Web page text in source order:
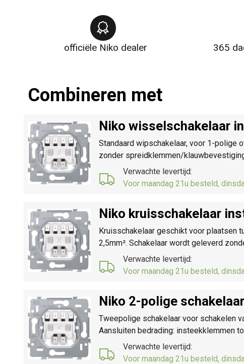
officiële Niko dealer 365
Combineren met
Niko wisselschakelaar
Standaard wipschakelaar, voor 1-polige
zonder spreidklemmen/
Verwachte levertijd:
Voor maandag 21u besteld,
Niko kruisschakelaar
Kruisschakelaar geschikt voor plaatsen
2,5mm². Schakelaar wordt geleverd
Verwachte levertijd:
Voor maandag 21u besteld,
Niko 2-polige
Tweepolige schakelaar voor schakelen
Aansluiten bedrading: insteekklemmen
Verwachte levertijd:
Voor maandag 21u besteld,